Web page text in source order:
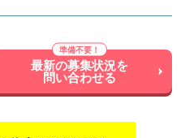
最新の募集状況を
問い合わせる